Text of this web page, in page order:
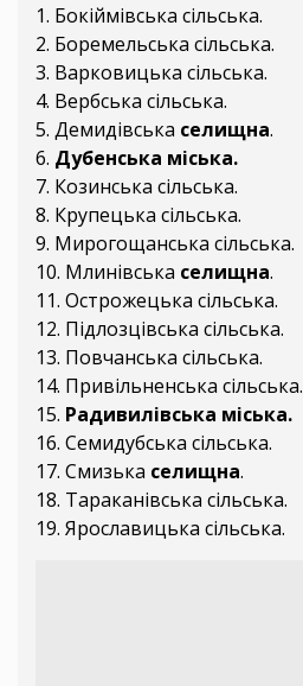
1. Бокіймівська сільська.
2. Боремельська сільська.
3. Варковицька сільська.
4. Вербська сільська.
5. Демидівська селищна.
6. Дубенська міська.
7. Козинська сільська.
8. Крупецька сільська.
9. Мирогощанська сільська.
10. Млинівська селищна.
11. Острожецька сільська.
12. Підлозцівська сільська.
13. Повчанська сільська.
14. Привільненська сільська.
15. Радивилівська міська.
16. Семидубська сільська.
17. Смизька селищна.
18. Тараканівська сільська.
19. Ярославицька сільська.